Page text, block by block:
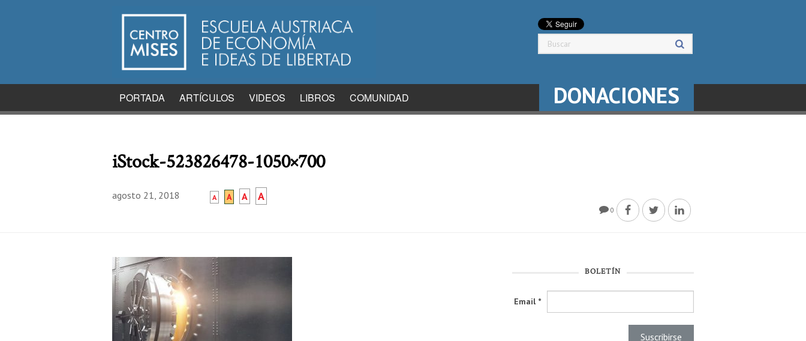
PORTADA ARTÍCULOS VIDEOS LIBROS COMUNIDAD DONACIONES
iStock-523826478-1050×700
agosto 21, 2018 A A A A
0
BOLETÍN
Email *